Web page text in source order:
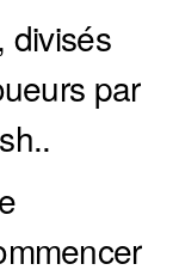
divisés
par